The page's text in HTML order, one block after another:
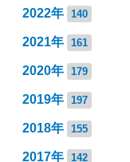
2022年 140
2021年 161
2020年 179
2019年 197
2018年 155
2017年 142